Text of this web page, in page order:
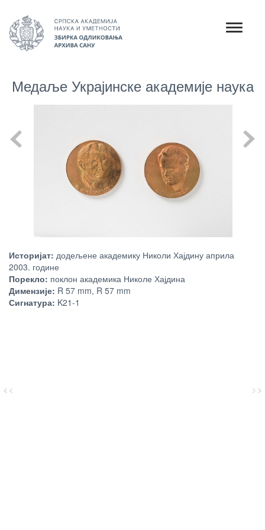
Медаље Украјинске академије наука
Историјат: додељене академику Николи Хајдину априла
2003. године
Порекло: поклон академика Николе Хајдина
Димензије: R 57 mm, R 57 mm
Сигнатура: K21-1